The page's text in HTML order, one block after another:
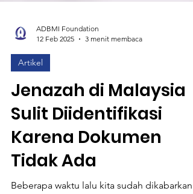
12 Feb 2025
Artikel
Jenazah di Malaysia
Sulit Diidentifikasi
Karena Dokumen
Tidak Ada